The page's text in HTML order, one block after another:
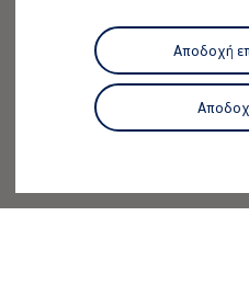
Αποδοχή
Volkswagen JOY
Εξουσιοδοτημένο Δίκτυο
Αστυπάλαια: Κίνητρα
Volkswagen Bulli - 75
Bulli magazine
Stories